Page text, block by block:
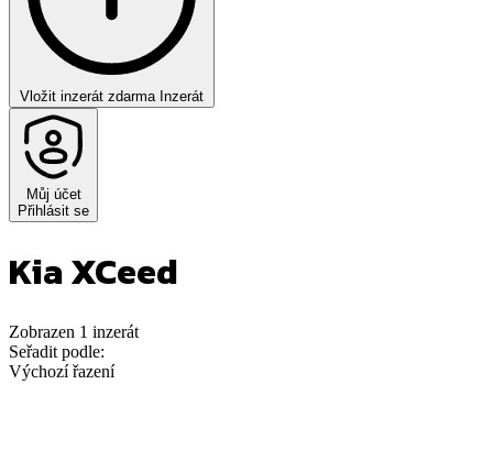
Vložit inzerát zdarma Inzerát
Můj účet
Přihlásit se
Kia XCeed
Zobrazen 1 inzerát
Seřadit podle:
Výchozí řazení